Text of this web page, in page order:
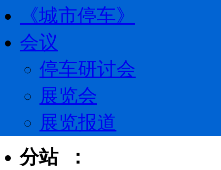
《城市停车》
会议
停车研讨会
展览会
展览报道
分站 ：